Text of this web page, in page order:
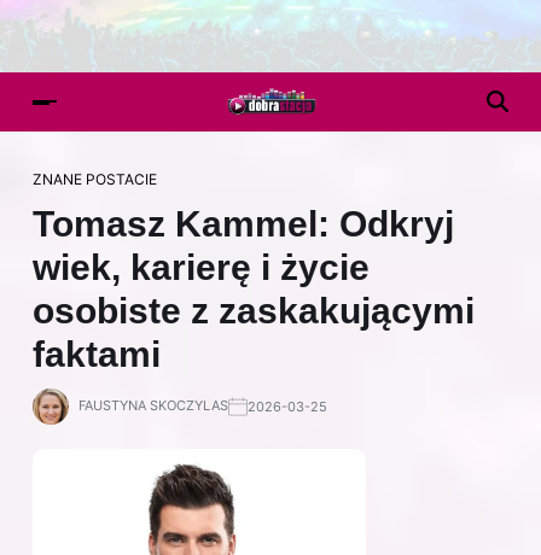
ZNANE POSTACIE
Tomasz Kammel: Odkryj
wiek, karierę i życie
osobiste z zaskakującymi
faktami
FAUSTYNA SKOCZYLAS 2026-03-25